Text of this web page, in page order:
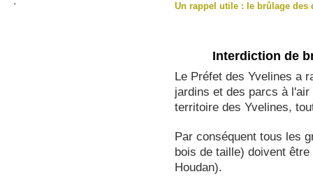
' Un rappel utile : le brûlage
Interdiction de
Le Préfet des Yvelines a
jardins et des parcs à
territoire des Yvelines,
Par conséquent tous les
bois de taille) doivent
Houdan).